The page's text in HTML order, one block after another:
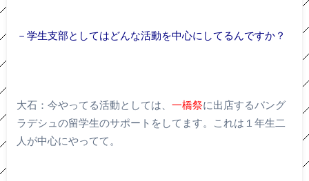
－学生支部としてはどんな活動を中心にしてるんですか？
大石：今やってる活動としては、 一橋祭に出店するバング
ラデシュの留学生のサポートをしてます。これは１年生二
人が中心にやってて。